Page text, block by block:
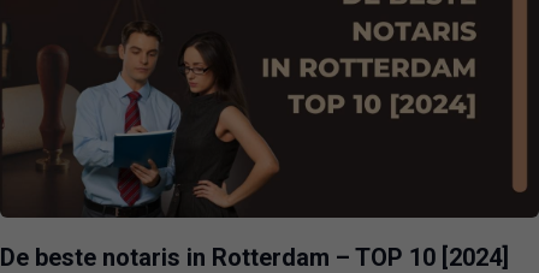
De beste notaris in Rotterdam – TOP 10 [2024]